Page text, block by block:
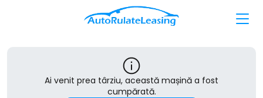
Ai venit prea târziu, această mașină a fost
cumpărată.